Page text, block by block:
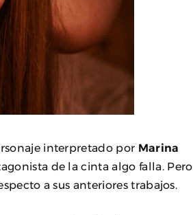
interpretado por Marina
de la cinta algo falla. Pero
a sus anteriores trabajos.